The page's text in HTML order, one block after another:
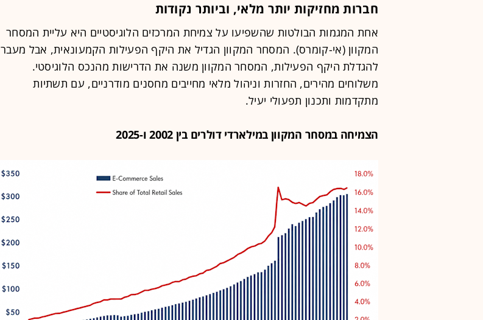
חברות מחזיקות יותר מלאי, וביותר נקודות
אחת המגמות הבולטות שהשפיעו על צמיחת המרכזים הלוגיסטיים היא עליית המסחר
המקוון (אי-קומרס). המסחר המקוון הגדיל את היקף הפעילות הקמעונאית, אבל מעבר
להגדלת היקף הפעילות, המסחר המקוון משנה את הדרישות מהנכס הלוגיסטי.
משלוחים מהירים, החזרות וניהול מלאי מחייבים מחסנים מודרניים, עם תשתיות
מתקדמות ותכנון תפעולי יעיל.
הצמיחה במסחר המקוון במילארדי דולרים בין 2002 ו-2025